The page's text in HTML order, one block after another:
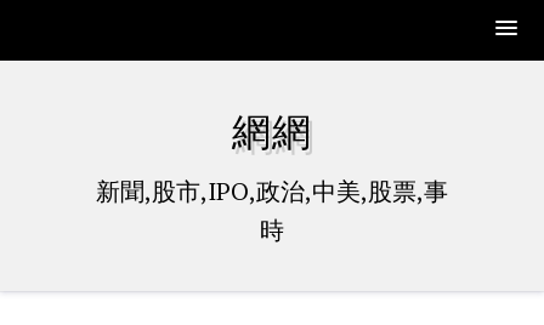
網網
新聞,股市,IPO,政治,中美,股票,事
時